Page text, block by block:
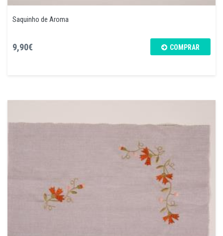
Saquinho de Aroma
9,90€ COMPRAR